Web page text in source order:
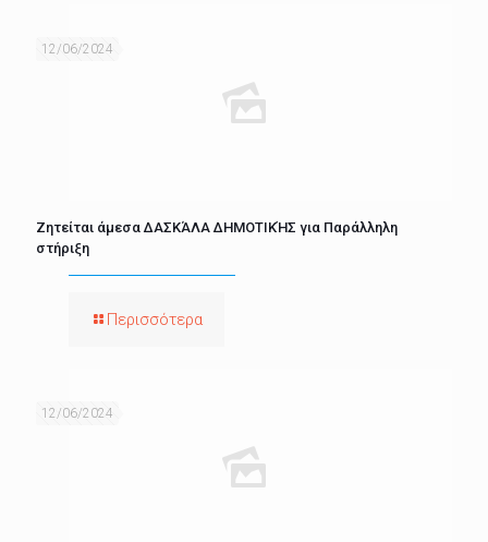
12/06/2024
Ζητείται άμεσα ΔΑΣΚΆΛΑ ΔΗΜΟΤΙΚΉΣ για Παράλληλη
στήριξη
Περισσότερα
12/06/2024